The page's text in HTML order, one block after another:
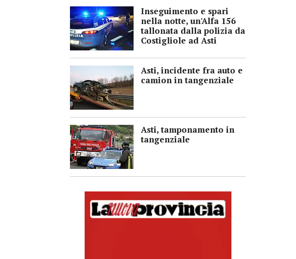
Inseguimento e spari
nella notte, un'Alfa 156
tallonata dalla polizia da
Costigliole ad Asti
Asti, incidente fra auto e
camion in tangenziale
Asti, tamponamento in
tangenziale